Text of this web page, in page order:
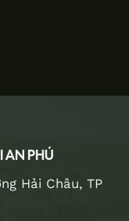
AN PHÚ
Hải Châu, TP